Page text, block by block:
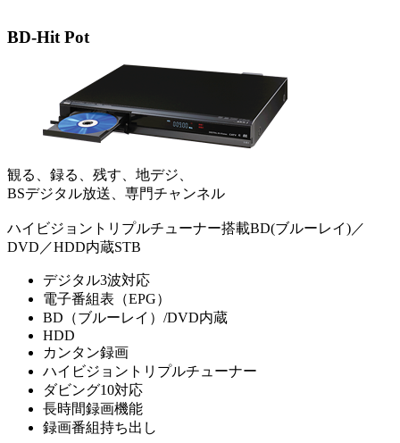
BD-Hit Pot
観る、録る、残す、地デジ、
BSデジタル放送、専門チャンネル
ハイビジョントリプルチューナー搭載BD(ブルーレイ)／
DVD／HDD内蔵STB
デジタル3波対応
電子番組表（EPG）
BD（ブルーレイ）/DVD内蔵
HDD
カンタン録画
ハイビジョントリプルチューナー
ダビング10対応
長時間録画機能
録画番組持ち出し